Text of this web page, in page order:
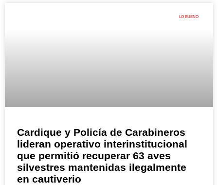
LO BUENO
Cardique y Policía de Carabineros
lideran operativo interinstitucional
que permitió recuperar 63 aves
silvestres mantenidas ilegalmente
en cautiverio